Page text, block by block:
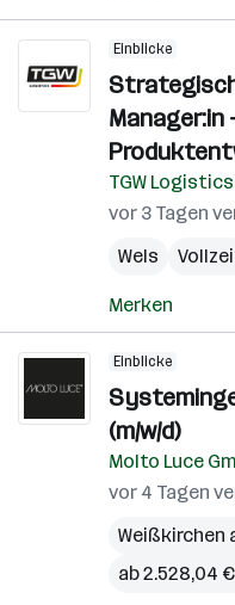
Einblicke
Manager:in
TGW Logistics
vor 3 Tagen
Wels
Merken
Einblicke
(m/w/d)
Molto Luce
vor 4 Tagen
Weißkirchen
ab 2.528,04